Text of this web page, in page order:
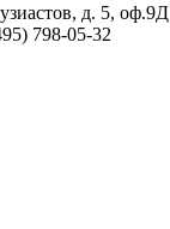
д. 5, оф.9Д
798-05-32